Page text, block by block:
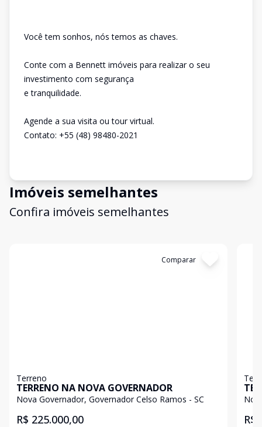
Você tem sonhos, nós temos as chaves.
Conte com a Bennett imóveis para realizar o seu
investimento com segurança
e tranquilidade.
Agende a sua visita ou tour virtual.
Contato: +55 (48) 98480-2021
Imóveis semelhantes
Confira imóveis semelhantes
Comparar
Terreno
TERRENO NA NOVA GOVERNADOR
Nova Governador, Governador Celso Ramos - SC
R$ 225.000,00 R$